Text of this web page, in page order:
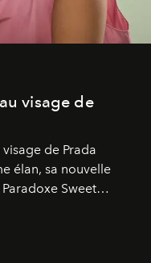
visage de
de Prada
élan, sa nouvelle
Sweet